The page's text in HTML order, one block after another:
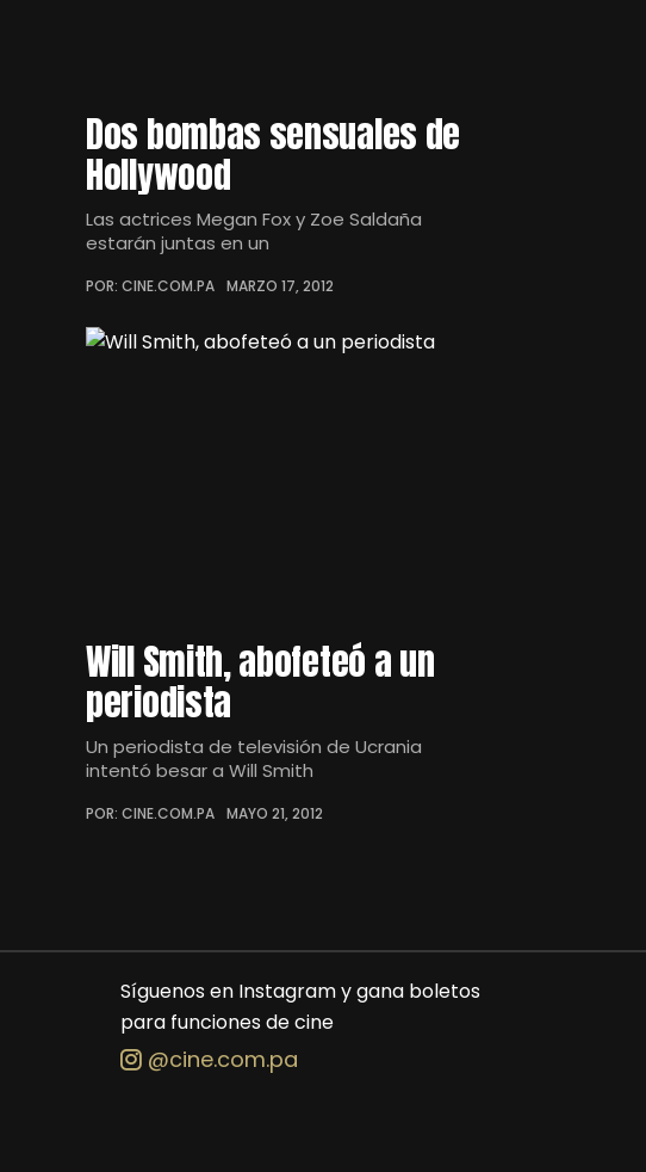
Dos bombas sensuales de
Hollywood
Las actrices Megan Fox y Zoe Saldaña
estarán juntas en un
POR: CINE.COM.PA MARZO 17, 2012
Will Smith, abofeteó a un
periodista
Un periodista de televisión de Ucrania
intentó besar a Will Smith
POR: CINE.COM.PA MAYO 21, 2012
Síguenos en Instagram y gana boletos
para funciones de cine
@cine.com.pa